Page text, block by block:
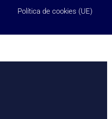
Política de cookies (UE)